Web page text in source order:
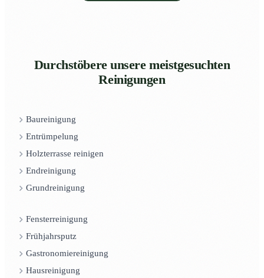
Durchstöbere unsere meistgesuchten
Reinigungen
Baureinigung
Entrümpelung
Holzterrasse reinigen
Endreinigung
Grundreinigung
Fensterreinigung
Frühjahrsputz
Gastronomiereinigung
Hausreinigung